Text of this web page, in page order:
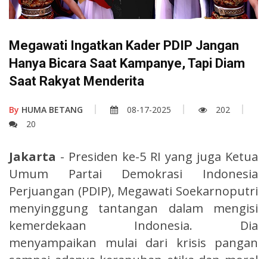
Megawati Ingatkan Kader PDIP Jangan
Hanya Bicara Saat Kampanye, Tapi Diam
Saat Rakyat Menderita
By HUMA BETANG 08-17-2025
202
20
Jakarta - Presiden ke-5 RI yang juga Ketua
Umum Partai Demokrasi Indonesia
Perjuangan (PDIP), Megawati Soekarnoputri
menyinggung tantangan dalam mengisi
kemerdekaan Indonesia. Dia
menyampaikan mulai dari krisis pangan